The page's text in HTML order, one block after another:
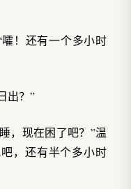
！还有一个多小时
出？”
，现在困了吧？”温
，还有半个多小时